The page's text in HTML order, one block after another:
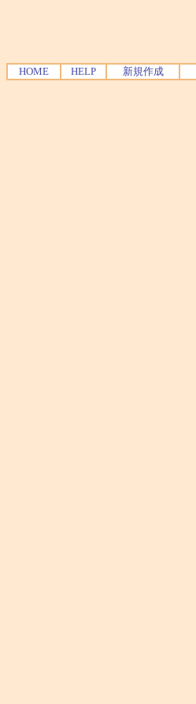
HOME HELP 新規作成